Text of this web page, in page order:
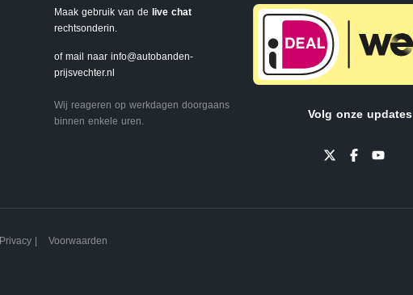
Maak gebruik van de live chat
rechtsonderin.
of mail naar info@autobanden-
prijsvechter.nl
Wij reageren op werkdagen doorgaans
binnen enkele uren.
Volg onze updates
Privacy Voorwaarden